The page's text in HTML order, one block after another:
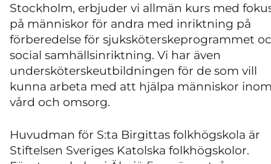
Stockholm, erbjuder vi allmän kurs med
på människor för andra med inriktning på
förberedelse för sjuksköterskeprogrammet
social samhällsinriktning. Vi har även
undersköterskeutbildningen för de som vill
kunna arbeta med att hjälpa människor
vård och omsorg.
Huvudman för S:ta Birgittas folkhögskola är
Stiftelsen Sveriges Katolska folkhögskolor.